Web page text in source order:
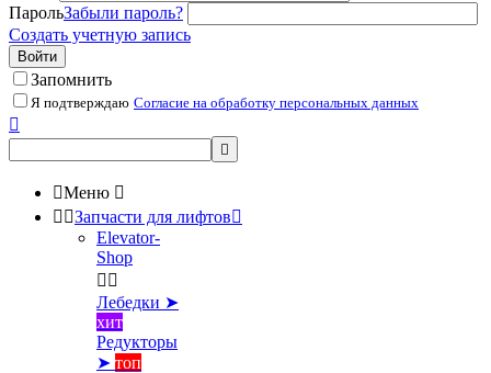
ПарольЗабыли пароль?
Создать учетную запись
Войти
Запомнить
Я подтверждаю Согласие на обработку персональных данных


Меню 
 Запчасти для лифтов
Elevator-
Shop
 
Лебедки ➤
хит
Редукторы
➤ топ